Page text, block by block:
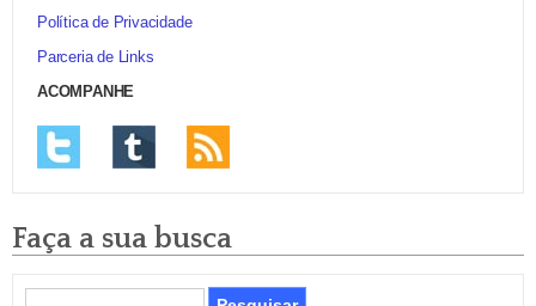
Política de Privacidade
Parceria de Links
ACOMPANHE
Faça a sua busca